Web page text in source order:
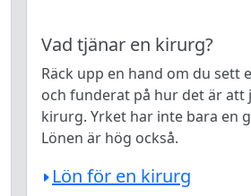
Vad tjänar en kirurg?
Räck upp en hand om du sett
och funderat på hur det är att
kirurg. Yrket har inte bara en
Lönen är hög också.
Lön för en kirurg